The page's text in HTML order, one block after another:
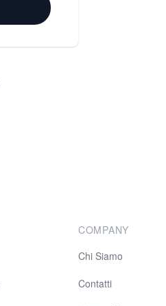
COMPANY
Chi Siamo
Contatti